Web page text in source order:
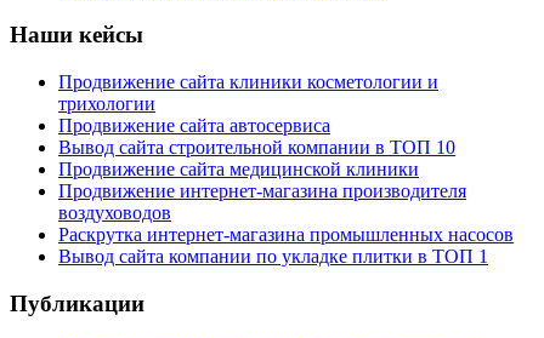
Наши кейсы
Продвижение сайта клиники косметологии и
трихологии
Продвижение сайта автосервиса
Вывод сайта строительной компании в ТОП 10
Продвижение сайта медицинской клиники
Продвижение интернет-магазина производителя
воздуховодов
Раскрутка интернет-магазина промышленных насосов
Вывод сайта компании по укладке плитки в ТОП 1
Публикации